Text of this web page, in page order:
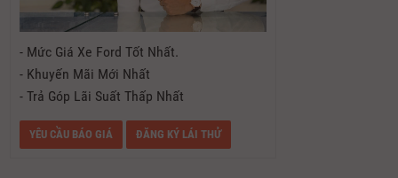
- Mức Giá Xe Ford Tốt Nhất.
- Khuyến Mãi Mới Nhất
- Trả Góp Lãi Suất Thấp Nhất
YÊU CẦU BÁO GIÁ ĐĂNG KÝ LÁI THỬ